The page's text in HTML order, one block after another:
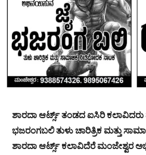
ಶಾರದಾ ಆರ್ಟ್ಸ್ ತಂಡದ ಐಸಿರಿ
ಭಜರಂಗಬಲಿ ತುಳು ಚಾರಿತ್ರಿಕ ಮತ್ತು
ಶಾರದಾ ಆರ್ಟ್ಸ್ ಕಲಾವಿದೆರೆ ಮಂಜೇಶ್ವರ